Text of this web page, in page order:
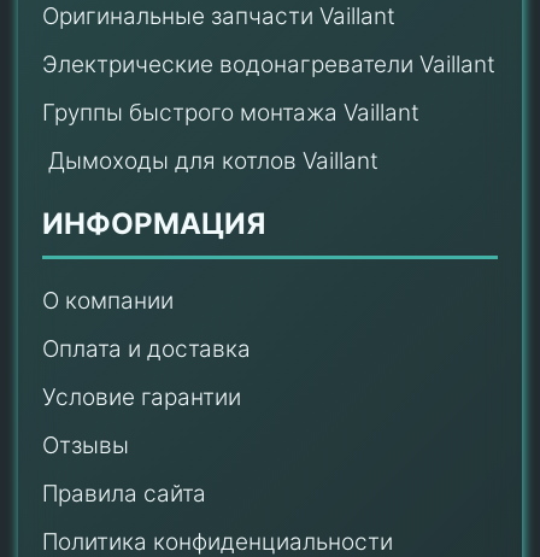
Оригинальные запчасти Vaillant
Электрические водонагреватели Vaillant
Группы быстрого монтажа Vaillant
Дымоходы для котлов Vaillant
ИНФОРМАЦИЯ
О компании
Оплата и доставка
Условие гарантии
Отзывы
Правила сайта
Политика конфиденциальности